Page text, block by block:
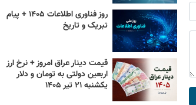
روز فناوری اطلاعات ۱۴۰۵ + پیام
تبریک و تاریخ
قیمت دینار عراق امروز + نرخ ارز
اربعین دولتی به تومان و دلار
یکشنبه ۲۱ تیر ۱۴۰۵